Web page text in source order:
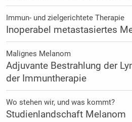
Immun- und zielgerichtete Therapie
Inoperabel metastasiertes
Malignes Melanom
Adjuvante Bestrahlung der
der Immuntherapie
Wo stehen wir, und was kommt?
Studienlandschaft Melanom